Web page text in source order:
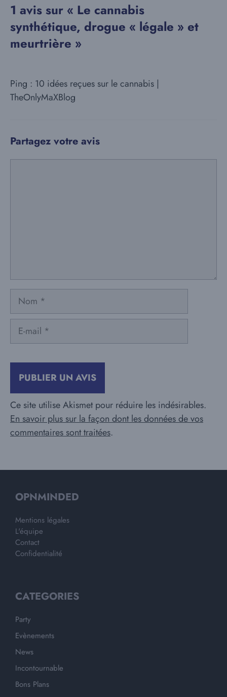
1 avis sur « Le cannabis
synthétique, drogue « légale » et
meurtrière »
Ping : 10 idées reçues sur le cannabis |
TheOnlyMaXBlog
Partagez votre avis
Nom
mail
Ce site utilise Akismet pour réduire les indésirables.
En savoir plus sur la façon dont les données de vos
commentaires sont traitées.
OPNMINDED
Mentions légales
L'équipe
Contact
Confidentialité
CATEGORIES
Party
Evènements
News
Incontournable
Bons Plans